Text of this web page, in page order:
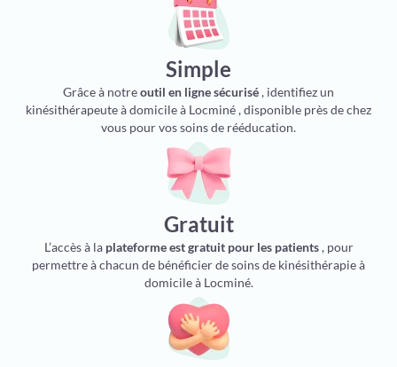
Simple
Grâce à notreoutil en ligne sécurisé, identifiez un
kinésithérapeute à domicile à Locminé , disponible près de chez
vous pour vos soins de rééducation.
Gratuit
L’accès à la plateforme est gratuit pour les patients, pour
permettre à chacun de bénéficier de soins de kinésithérapie à
domicile à Locminé.